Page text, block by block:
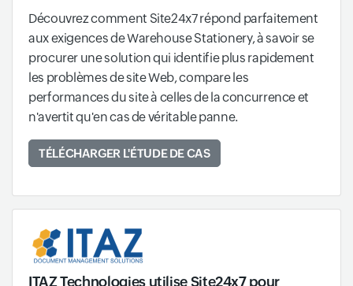
Découvrez comment Site24x7 répond parfaitement
aux exigences de Warehouse Stationery, à savoir se
procurer une solution qui identifie plus rapidement
les problèmes de site Web, compare les
performances du site à celles de la concurrence et
n'avertit qu'en cas de véritable panne.
TÉLÉCHARGER L'ÉTUDE DE CAS
ITAZ Technologies utilise Site24x7 pour